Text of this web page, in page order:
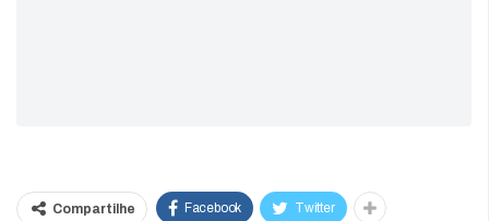
Compartilhe Facebook Twitter